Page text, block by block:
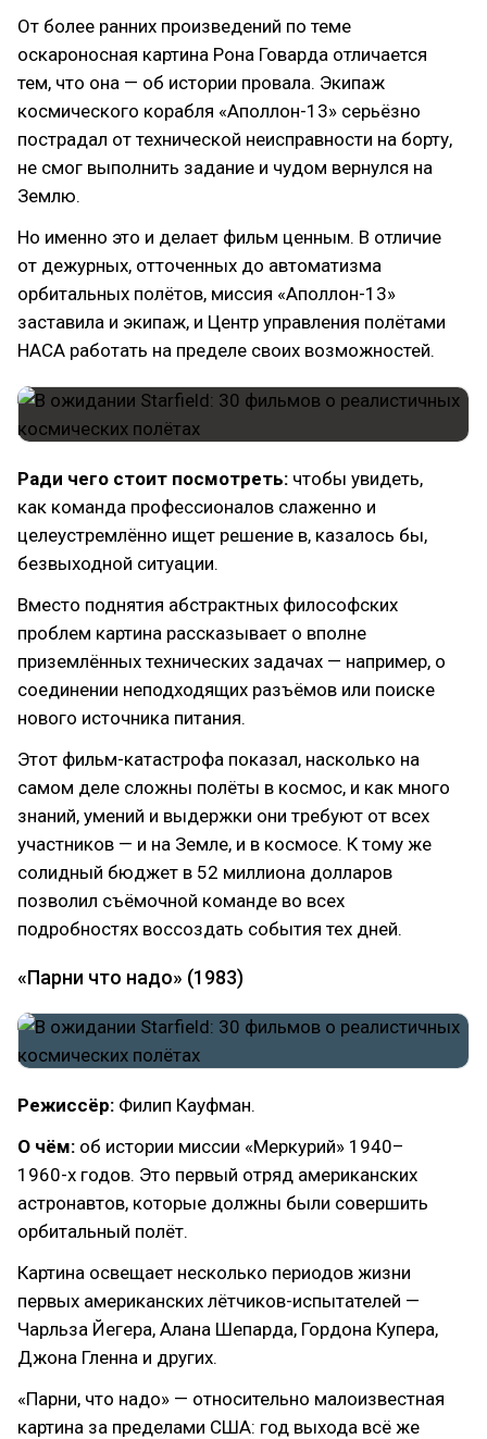
От более ранних произведений по теме
оскароносная картина Рона Говарда отличается
тем, что она — об истории провала. Экипаж
космического корабля «Аполлон-13» серьёзно
пострадал от технической неисправности на борту,
не смог выполнить задание и чудом вернулся на
Землю.
Но именно это и делает фильм ценным. В отличие
от дежурных, отточенных до автоматизма
орбитальных полётов, миссия «Аполлон-13»
заставила и экипаж, и Центр управления полётами
НАСА работать на пределе своих возможностей.
Ради чего стоит посмотреть: чтобы увидеть,
как команда профессионалов слаженно и
целеустремлённо ищет решение в, казалось бы,
безвыходной ситуации.
Вместо поднятия абстрактных философских
проблем картина рассказывает о вполне
приземлённых технических задачах — например, о
соединении неподходящих разъёмов или поиске
нового источника питания.
Этот фильм-катастрофа показал, насколько на
самом деле сложны полёты в космос, и как много
знаний, умений и выдержки они требуют от всех
участников — и на Земле, и в космосе. К тому же
солидный бюджет в 52 миллиона долларов
позволил съёмочной команде во всех
подробностях воссоздать события тех дней.
«Парни что надо» (1983)
Режиссёр: Филип Кауфман.
О чём: об истории миссии «Меркурий» 1940–
1960-х годов. Это первый отряд американских
астронавтов, которые должны были совершить
орбитальный полёт.
Картина освещает несколько периодов жизни
первых американских лётчиков-испытателей —
Чарльза Йегера, Алана Шепарда, Гордона Купера,
Джона Гленна и других.
«Парни, что надо» — относительно малоизвестная
картина за пределами США: год выхода всё же